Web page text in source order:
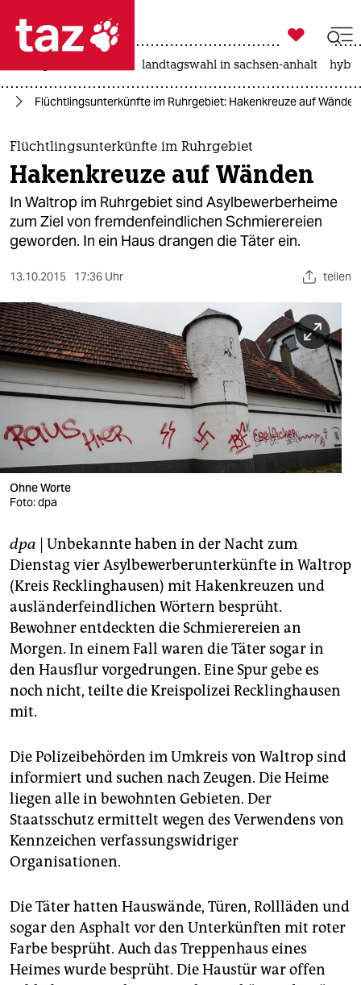
 taz zahl ich
taz zahl ich
themen
politik
öko
gesellschaft
sport
berlin
nord
wahrheit
verlag
verlag
veranstaltungen
shop
fragen & hilfe
unterstützen
abo
genossenschaft

taz zahl ich
landtagswahl in sachsen-anhalt
Flüchtlingsunterkünfte im Ruhrgebiet: Hakenkreuze auf Wänden
Flüchtlingsunterkünfte im Ruhrgebiet
Hakenkreuze auf Wänden
In Waltrop im Ruhrgebiet sind Asylbewerberheime
zum Ziel von fremdenfeindlichen Schmierereien
geworden. In ein Haus drangen die Täter ein.
13.10.2015 17:36 Uhr teilen
Ohne Worte
Foto: dpa
dpa | Unbekannte haben in der Nacht zum
Dienstag vier Asylbewerberunterkünfte in Waltrop
(Kreis Recklinghausen) mit Hakenkreuzen und
ausländerfeindlichen Wörtern besprüht.
Bewohner entdeckten die Schmierereien an
Morgen. In einem Fall waren die Täter sogar in
den Hausflur vorgedrungen. Eine Spur gebe es
noch nicht, teilte die Kreispolizei Recklinghausen
mit.
Die Polizeibehörden im Umkreis von Waltrop sind
informiert und suchen nach Zeugen. Die Heime
liegen alle in bewohnten Gebieten. Der
Staatsschutz ermittelt wegen des Verwendens von
Kennzeichen verfassungswidriger
Organisationen.
Die Täter hatten Hauswände, Türen, Rollläden und
sogar den Asphalt vor den Unterkünften mit roter
Farbe besprüht. Auch das Treppenhaus eines
Heimes wurde besprüht. Die Haustür war offen